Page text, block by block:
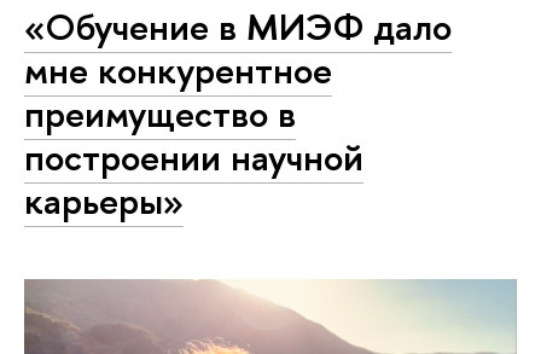
«Обучение в МИЭФ дало
мне конкурентное
преимущество в
построении научной
карьеры»